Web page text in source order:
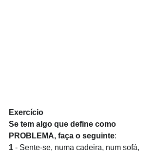
Exercício
Se tem algo que define como
PROBLEMA, faça o seguinte:
1 - Sente-se, numa cadeira, num sofá,